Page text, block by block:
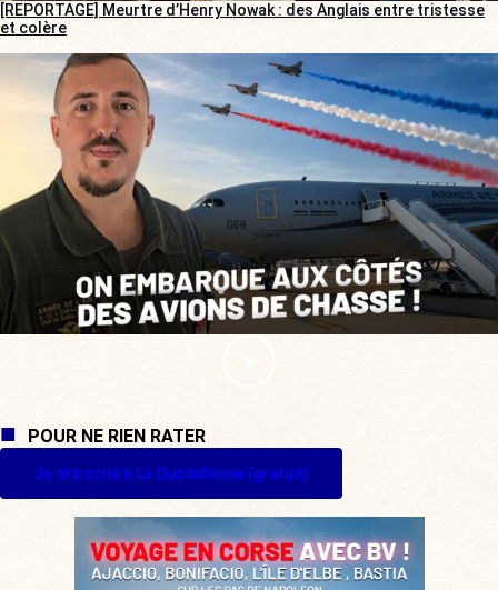
[REPORTAGE] Meurtre d’Henry Nowak : des Anglais entre tristesse
et colère
POUR NE RIEN RATER
Je m'inscris à La Quotidienne (gratuit)